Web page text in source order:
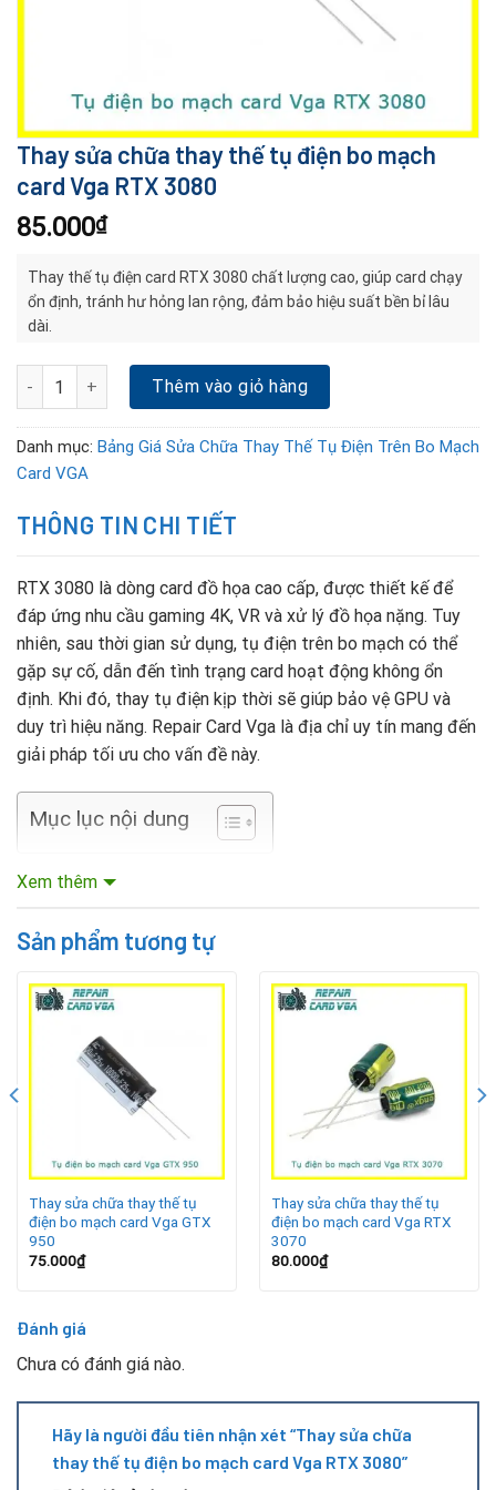
Thay sửa chữa thay thế tụ điện bo mạch
card Vga RTX 3080
85.000₫
Thay thế tụ điện card RTX 3080 chất lượng cao, giúp card chạy
ổn định, tránh hư hỏng lan rộng, đảm bảo hiệu suất bền bỉ lâu
dài.
Thay sửa chữa thay thế tụ điện bo mạch card Vga RTX 3080 số
Thêm vào giỏ hàng
Danh mục: Bảng Giá Sửa Chữa Thay Thế Tụ Điện Trên Bo Mạch
Card VGA
THÔNG TIN CHI TIẾT
RTX 3080 là dòng card đồ họa cao cấp, được thiết kế để
đáp ứng nhu cầu gaming 4K, VR và xử lý đồ họa nặng. Tuy
nhiên, sau thời gian sử dụng, tụ điện trên bo mạch có thể
gặp sự cố, dẫn đến tình trạng card hoạt động không ổn
định. Khi đó, thay tụ điện kịp thời sẽ giúp bảo vệ GPU và
duy trì hiệu năng. Repair Card Vga là địa chỉ uy tín mang đến
giải pháp tối ưu cho vấn đề này.
Mục lục nội dung
Nguyên nhân tụ điện RTX 3080 bị hỏng
sụt áp.
Card phải chạy liên tục ở mức tải cao.
Tản nhiệt không tốt, khiến linh kiện bị nóng quá mức.
Dấu hiệu cần thay tụ điện
Xem thêm
Sản phẩm tương tự
Thay sửa chữa thay thế tụ
điện bo mạch card Vga GTX
950
75.000₫
Thay sửa chữa thay thế tụ
điện bo mạch card Vga RTX
3070
80.000₫
Đánh giá
Chưa có đánh giá nào.
Hãy là người đầu tiên nhận xét “Thay sửa chữa
thay thế tụ điện bo mạch card Vga RTX 3080”